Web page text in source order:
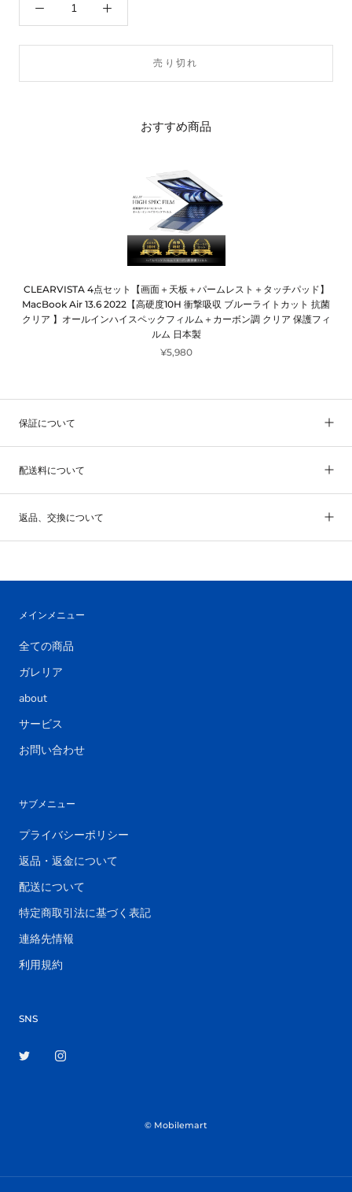
売り切れ
おすすめ商品
CLEARVISTA 4点セット【画面＋天板＋パームレスト＋タッチパッド】
MacBook Air 13.6 2022【高硬度10H 衝撃吸収 ブルーライトカット 抗菌
クリア 】オールインハイスペックフィルム＋カーボン調 クリア 保護フィ
ルム 日本製
¥5,980
保証について
配送料について
返品、交換について
メインメニュー
全ての商品
ガレリア
about
サービス
お問い合わせ
サブメニュー
プライバシーポリシー
返品・返金について
配送について
特定商取引法に基づく表記
連絡先情報
利用規約
SNS
© Mobilemart